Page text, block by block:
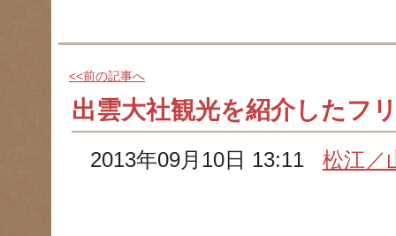
<<前の記事へ
出雲大社観光を紹介したフ
2013年09月10日 13:11松江／